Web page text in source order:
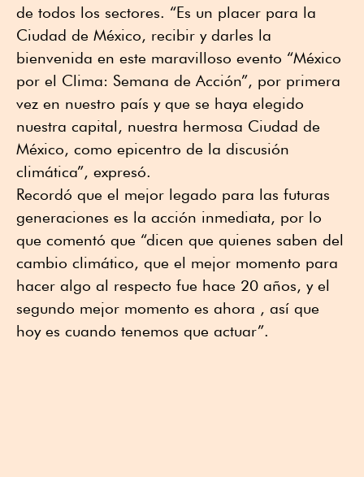
de todos los sectores. “Es un placer para la
Ciudad de México, recibir y darles la
bienvenida en este maravilloso evento “México
por el Clima: Semana de Acción”, por primera
vez en nuestro país y que se haya elegido
nuestra capital, nuestra hermosa Ciudad de
México, como epicentro de la discusión
climática”, expresó.
Recordó que el mejor legado para las futuras
generaciones es la acción inmediata, por lo
que comentó que “dicen que quienes saben del
cambio climático, que el mejor momento para
hacer algo al respecto fue hace 20 años, y el
segundo mejor momento es ahora , así que
hoy es cuando tenemos que actuar”.